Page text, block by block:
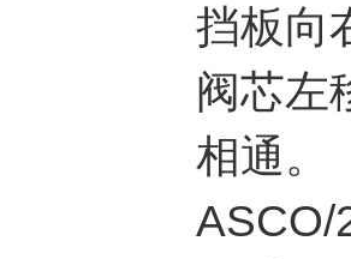
挡板向
阀芯左
相通。
ASCO/